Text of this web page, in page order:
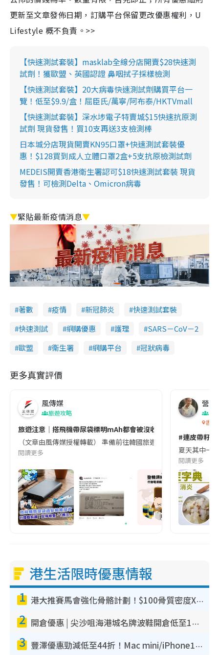
更新至文章發佈日期，訂購平台保留更改優惠權利，U
Lifestyle 概不負責。>>
【快速測試套裝】masklab全線分店開賣$28快速測
試劑！獲歐盟、英國認證 鼻咽拭子採樣檢測
【快速測試套裝】20大病毒快速測試劑購買平台一
覽！低至$9.9/盒！屈臣氏/萬寧/阿布泰/HKTVmall
【快速測試套裝】深水埗電子特賣城$15快速抗原測
試劑 現貨發售！買10支再送3支檢測棒
日本城分店現貨開賣KN95口罩+快速測試套裝優
惠！$128買到成人立體口罩2盒+5支抗原檢測試劑
MEDEIS開賣香港衛生署認可$18快速測試套裝 現貨
發售！可檢測Delta、Omicron病毒
▼緊貼最新疫情消息▼
著數 疫情 新冠肺炎
快速測試套裝
快速測試
網購優惠 護理
SARS－CoV－2
歐盟
衞生署 網購平台 冠狀病毒
更多真實評價
風傳媒
旅遊攻略
旅遊注意｜搭飛機帶尿袋標明mAh都會被沒收😱出發前切記檢查
（文章由風傳媒授權轉載） 準備前往韓國旅遊的民眾，近期要
閱讀更多
營養
香港
#連皮帶籽
夏天其中一
閱讀更多
港生活限時優惠情報
1 港大推賽馬會強化骨骼計劃！$100骨質密度X光檢查 完成免費運動訓練送超市禮券！附參加資格
2 開倉優惠 | 尖沙咀海港城名牌波鞋開倉低至1折！On鞋$899起／Joy&Peace鞋履$98起
3 豐澤優惠勁減低至44折！Mac mini/iPhone17Pro大減價！廚房家電$220起